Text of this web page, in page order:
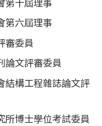
第六屆理事
審委員
論文評審委員
結構工程雜誌論文評
所博士學位考試委員